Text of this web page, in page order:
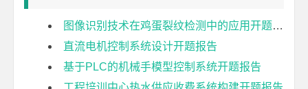
图像识别技术在鸡蛋裂纹检测中的应用开题报告
直流电机控制系统设计开题报告
基于PLC的机械手模型控制系统开题报告